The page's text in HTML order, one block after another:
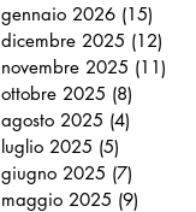
gennaio 2026 (15)
dicembre 2025 (12)
novembre 2025 (11)
ottobre 2025 (8)
agosto 2025 (4)
luglio 2025 (5)
giugno 2025 (7)
maggio 2025 (9)